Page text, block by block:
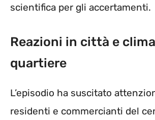
scientifica per gli accertamenti.
Reazioni in città e
quartiere
L’episodio ha suscitato
residenti e commercianti del